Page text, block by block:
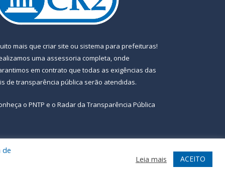
mais que criar site ou sistema para prefeituras!
uma assessoria completa, onde
em contrato que todas as exigências das
de transparência pública serão atendidas.
o PNTP e o Radar da Transparência Pública
Acessar Webmail
de
Leia mais ACEITO